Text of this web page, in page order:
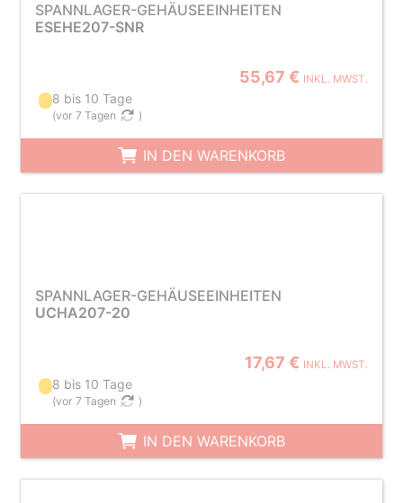
SPANNLAGER-GEHÄUSEEINHEITEN
ESEHE207-SNR
55,67 € INKL. MWST.
8 bis 10 Tage
(vor 7 Tagen )
IN DEN WARENKORB
SPANNLAGER-GEHÄUSEEINHEITEN
UCHA207-20
17,67 € INKL. MWST.
8 bis 10 Tage
(vor 7 Tagen )
IN DEN WARENKORB